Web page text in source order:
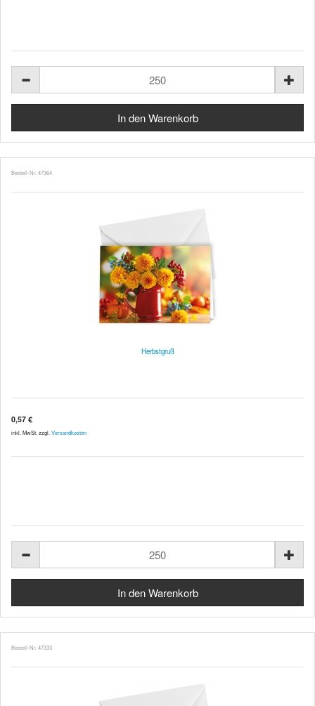
Bestell-Nr. 47364
Herbstgruß
0,57 €
inkl. MwSt. zzgl. Versandkosten
Bestell-Nr. 47333